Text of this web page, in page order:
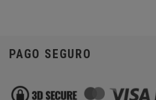
PAGO SEGURO